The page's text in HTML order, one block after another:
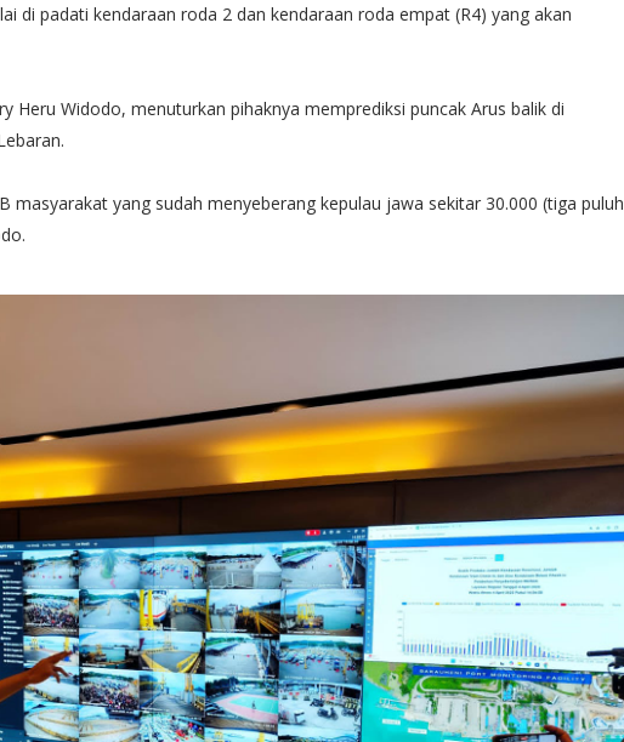
di padati kendaraan roda 2 dan kendaraan roda empat (R4) yang akan
Heru Widodo, menuturkan pihaknya memprediksi puncak Arus balik di
masyarakat yang sudah menyeberang kepulau jawa sekitar 30.000 (tiga puluh